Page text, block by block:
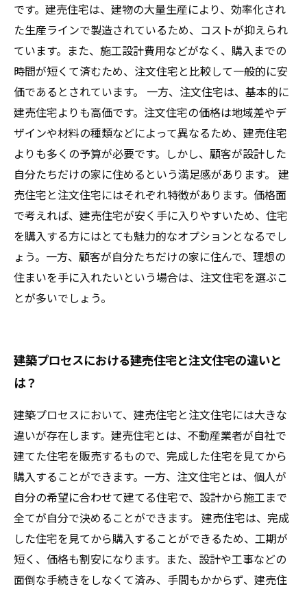
です。建売住宅は、建物の大量生産により、効率化され
た生産ラインで製造されているため、コストが抑えられ
ています。また、施工設計費用などがなく、購入までの
時間が短くて済むため、注文住宅と比較して一般的に安
価であるとされています。 一方、注文住宅は、基本的に
建売住宅よりも高価です。注文住宅の価格は地域差やデ
ザインや材料の種類などによって異なるため、建売住宅
よりも多くの予算が必要です。しかし、顧客が設計した
自分たちだけの家に住めるという満足感があります。 建
売住宅と注文住宅にはそれぞれ特徴があります。価格面
で考えれば、建売住宅が安く手に入りやすいため、住宅
を購入する方にはとても魅力的なオプションとなるでし
ょう。一方、顧客が自分たちだけの家に住んで、理想の
住まいを手に入れたいという場合は、注文住宅を選ぶこ
とが多いでしょう。
建築プロセスにおける建売住宅と注文住宅の違いと
は？
建築プロセスにおいて、建売住宅と注文住宅には大きな
違いが存在します。建売住宅とは、不動産業者が自社で
建てた住宅を販売するもので、完成した住宅を見てから
購入することができます。一方、注文住宅とは、個人が
自分の希望に合わせて建てる住宅で、設計から施工まで
全てが自分で決めることができます。 建売住宅は、完成
した住宅を見てから購入することができるため、工期が
短く、価格も割安になります。また、設計や工事などの
面倒な手続きをしなくて済み、手間もかからず、建売住